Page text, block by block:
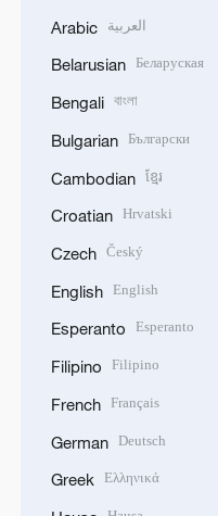
Arabic العربية
Belarusian Беларуская
Bengali বাংলা
Bulgarian Български
Cambodian ខ្មែរ
Croatian Hrvatski
Czech Český
English English
Esperanto Esperanto
Filipino Filipino
French Français
German Deutsch
Greek Ελληνικά